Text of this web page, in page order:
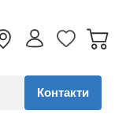
Контакти